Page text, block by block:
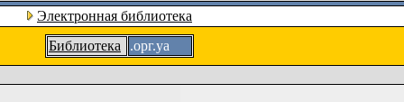
Электронная библиотека
Библиотека
.орг.уа